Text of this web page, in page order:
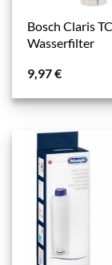
Bosch Claris
Wasserfilter
9,97€